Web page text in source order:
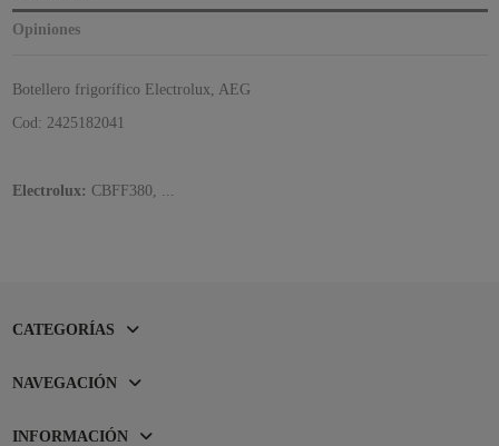
Opiniones
Botellero frigorífico Electrolux, AEG
Cod: 2425182041
Electrolux: CBFF380, ...
CATEGORÍAS
NAVEGACIÓN
INFORMACIÓN